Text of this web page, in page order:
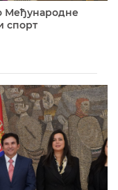
Међународне
спорт